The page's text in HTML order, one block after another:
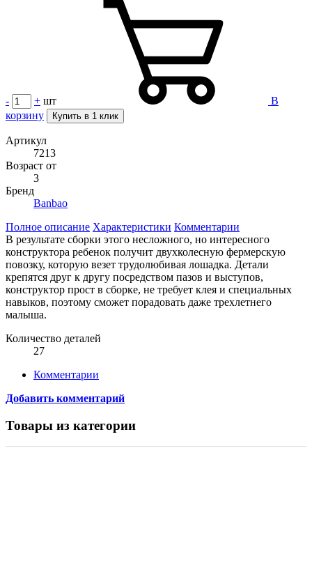
- + шт
В
корзину
Купить в 1 клик
Артикул
7213
Возраст от
3
Бренд
Banbao
Полное описание Характеристики Комментарии
В результате сборки этого несложного, но интересного
конструктора ребенок получит двухколесную фермерскую
повозку, которую везет трудолюбивая лошадка. Детали
крепятся друг к другу посредством пазов и выступов,
конструктор прост в сборке, не требует клея и специальных
навыков, поэтому сможет порадовать даже трехлетнего
малыша.
Количество деталей
27
Комментарии
Добавить комментарий
Товары из категории